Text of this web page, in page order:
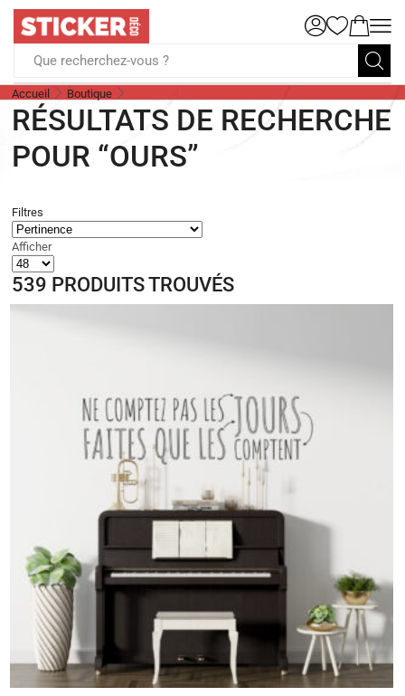
Que recherchez-vous ?
Accueil Boutique
RÉSULTATS DE RECHERCHE
POUR “OURS”
Filtres
Afficher
539 PRODUITS TROUVÉS